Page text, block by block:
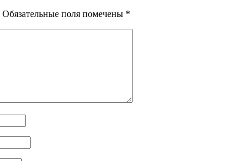
Обязательные поля помечены *